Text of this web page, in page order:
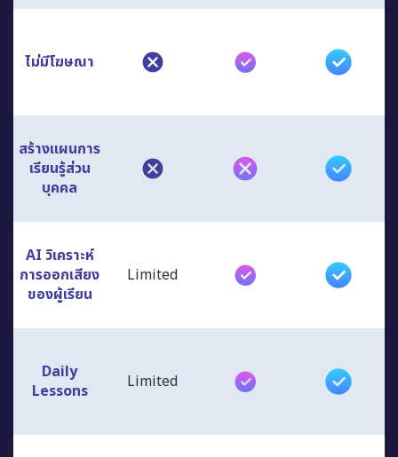
ไม่มีโฆษณา
สร้างแผนการ
เรียนรู้ส่วน
บุคคล
AI วิเคราะห์
การออกเสียง
ของผู้เรียน
Limited
Daily
Lessons
Limited